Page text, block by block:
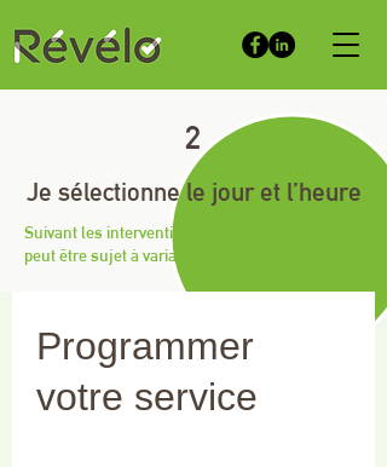
2
Je sélectionne le jour et l’heure
Suivant les interventions en cours, l'horaire
peut être sujet à variation.
Programmer
votre service